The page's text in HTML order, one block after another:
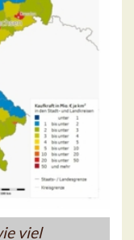
viel